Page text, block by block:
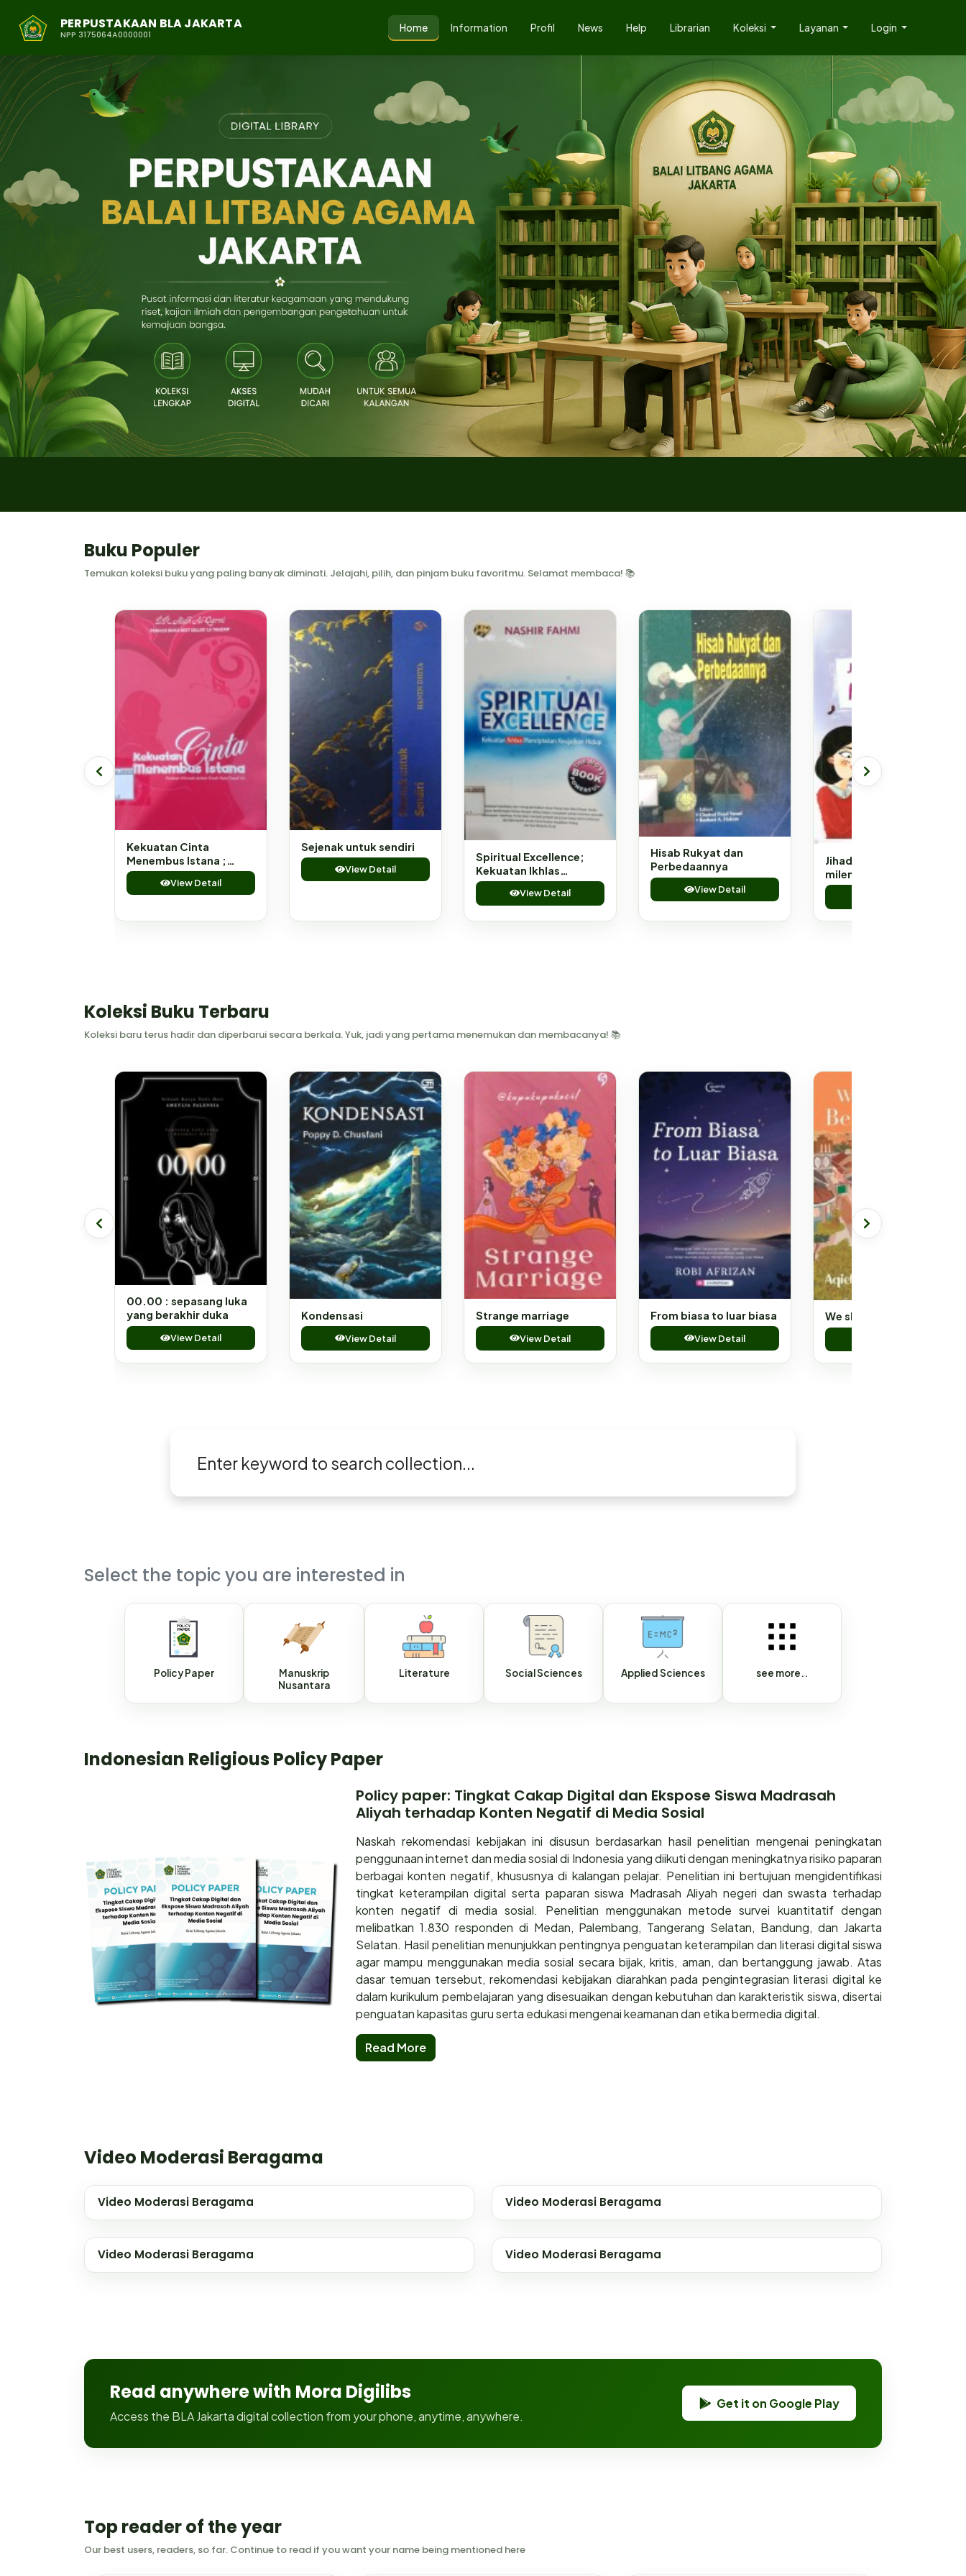
PERPUSTAKAAN BLA JAKARTA
NPP 3175064A0000001
Home Information Profil News Help Librarian Koleksi Layanan Login
Buku Populer
Temukan koleksi buku yang paling banyak diminati. Jelajahi, pilih, dan pinjam buku favoritmu. Selamat membaca! 📚
Kekuatan Cinta
Menembus Istana ;
Petikan Hikmah dalam
Kisah Nabi Yusuf AS
View Detail
Sejenak untuk sendiri
View Detail
Spiritual Excellence;
Kekuatan Ikhlas
Menciptakan Kajaiban
View Detail
Hisab Rukyat dan
Perbedaannya
View Detail
Jihad perempuan
milenial : makna jihad
bagi perempuan
Koleksi Buku Terbaru
Koleksi baru terus hadir dan diperbarui secara berkala. Yuk, jadi yang pertama menemukan dan membacanya! 📚
00.00 : sepasang luka
yang berakhir duka
View Detail
Kondensasi
View Detail
Strange marriage
View Detail
From biasa to luar biasa
View Detail
We shouldnt be like this
Select the topic you are interested in
Policy Paper
Manuskrip
Nusantara
Literature Social Sciences Applied Sciences see more..
Indonesian Religious Policy Paper
Policy paper: Tingkat Cakap Digital dan Ekspose Siswa Madrasah
Aliyah terhadap Konten Negatif di Media Sosial
Naskah rekomendasi kebijakan ini disusun berdasarkan hasil penelitian mengenai peningkatan
penggunaan internet dan media sosial di Indonesia yang diikuti dengan meningkatnya risiko paparan
berbagai konten negatif, khususnya di kalangan pelajar. Penelitian ini bertujuan mengidentifikasi
tingkat keterampilan digital serta paparan siswa Madrasah Aliyah negeri dan swasta terhadap
konten negatif di media sosial. Penelitian menggunakan metode survei kuantitatif dengan
melibatkan 1.830 responden di Medan, Palembang, Tangerang Selatan, Bandung, dan Jakarta
Selatan. Hasil penelitian menunjukkan pentingnya penguatan keterampilan dan literasi digital siswa
agar mampu menggunakan media sosial secara bijak, kritis, aman, dan bertanggung jawab. Atas
dasar temuan tersebut, rekomendasi kebijakan diarahkan pada pengintegrasian literasi digital ke
dalam kurikulum pembelajaran yang disesuaikan dengan kebutuhan dan karakteristik siswa, disertai
penguatan kapasitas guru serta edukasi mengenai keamanan dan etika bermedia digital.
Read More
Video Moderasi Beragama
Video Moderasi Beragama Video Moderasi Beragama
Video Moderasi Beragama Video Moderasi Beragama
Read anywhere with Mora Digilibs
Access the BLA Jakarta digital collection from your phone, anytime, anywhere.
Get it on Google Play
Top reader of the year
Our best users, readers, so far. Continue to read if you want your name being mentioned here